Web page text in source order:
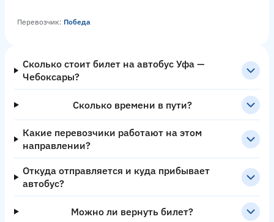
Перевозчик: Победа
Сколько стоит билет на автобус Уфа —
Чебоксары?
Сколько времени в пути?
Какие перевозчики работают на этом
направлении?
Откуда отправляется и куда прибывает
автобус?
Можно ли вернуть билет?